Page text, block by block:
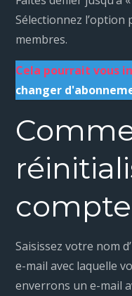
Sélectionnez
membres.
Cela pourrait vous
changer
Saisissez votre nom
e-mail avec laquelle
enverrons un e-mail